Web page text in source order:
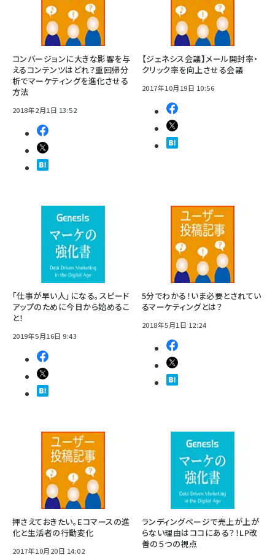
コンバージョンに大きな影響を与
えるコンテンツはどれ？重回帰分
析でマーケティングを進化させる
方法
2018年2月1日 13:52
【ジェネシス会議】メール開封率・
クリック率を向上させる会議
2017年10月19日 10:56
「仕事が早い人」になる。スピード
アップのために今日から始めるこ
と！
2019年5月16日 9:43
5分でわかる！いま必要とされてい
るマーケティングとは？
2018年5月1日 12:24
押さえておきたい。Eコマースの進
化と生活者の行動変化
2017年10月20日 14:02
ランディングページで売上が上が
らない理由はココにある？！LP改
善の５つの視点